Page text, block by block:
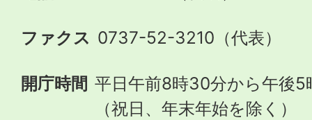
ファクス 0737-52-3210（代表）
開庁時間 平日午前8時30分から午後5
（祝日、年末年始を除く）